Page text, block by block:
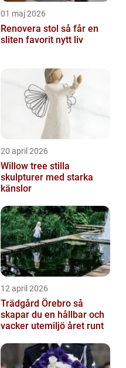
01 maj 2026
Renovera stol så får en
sliten favorit nytt liv
20 april 2026
Willow tree stilla
skulpturer med starka
känslor
12 april 2026
Trädgård Örebro så
skapar du en hållbar och
vacker utemiljö året runt